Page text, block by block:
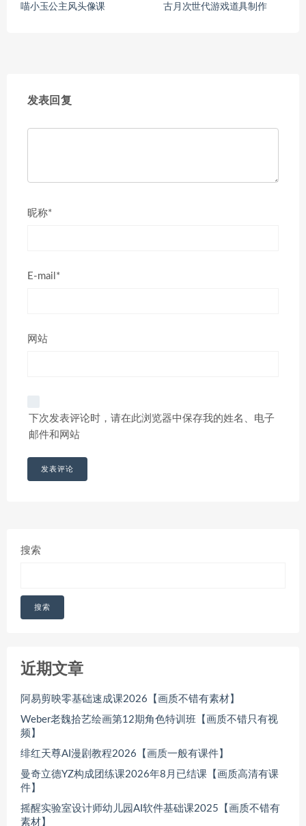
喵小玉公主风头像课 古月次世代游戏道具制作
发表回复
昵称*
E-mail*
网站
下次发表评论时，请在此浏览器中保存我的姓名、电子
邮件和网站
搜索
搜索
近期文章
阿易剪映零基础速成课2026【画质不错有素材】
Weber老魏拾艺绘画第12期角色特训班【画质不错只有视
频】
绯红天尊AI漫剧教程2026【画质一般有课件】
曼奇立德YZ构成团练课2026年8月已结课【画质高清有课
件】
摇醒实验室设计师幼儿园AI软件基础课2025【画质不错有
素材】